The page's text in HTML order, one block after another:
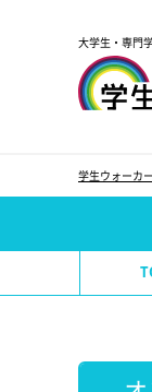
大学生・専門
学生ウォーカ